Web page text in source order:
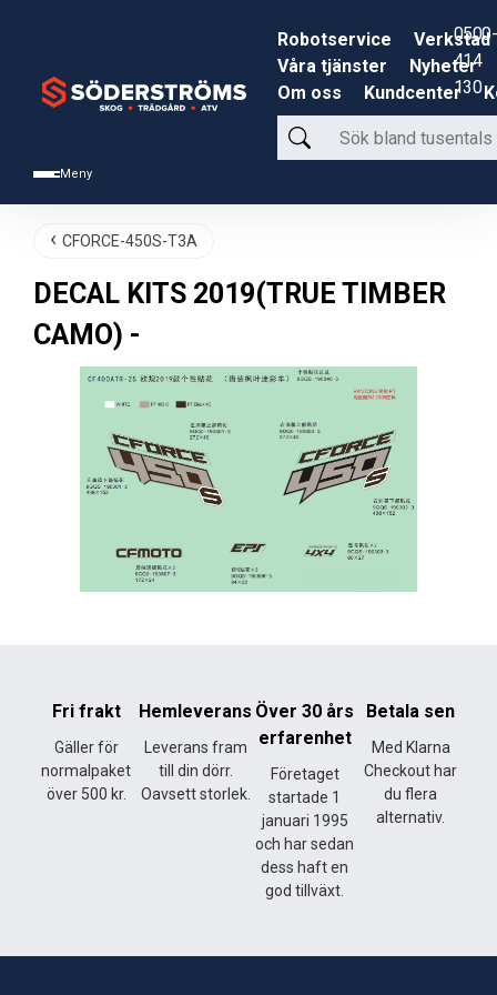
Meny
Robotservice
Verkstad
Våra tjänster
Nyheter
Om oss
Kundcenter
Sök
bland
produkter
0500-
414
130
CFORCE-450S-T3A
DECAL KITS 2019(TRUE TIMBER
CAMO) -
Fri frakt
Gäller för
normalpaket
över 500 kr.
Hemleverans
Leverans fram
till din dörr.
Oavsett storlek.
Över 30 års
erfarenhet
Företaget
startade 1
januari 1995
och har sedan
dess haft en
god tillväxt.
Betala sen
Med Klarna
Checkout har
du flera
alternativ.